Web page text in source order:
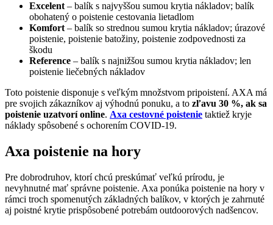
Excelent – balík s najvyššou sumou krytia nákladov; balík
obohatený o poistenie cestovania lietadlom
Komfort – balík so strednou sumou krytia nákladov; úrazové
poistenie, poistenie batožiny, poistenie zodpovednosti za
škodu
Reference – balík s najnižšou sumou krytia nákladov; len
poistenie liečebných nákladov
Toto poistenie disponuje s veľkým množstvom pripoistení. AXA má
pre svojich zákazníkov aj výhodnú ponuku, a to zľavu 30 %, ak sa
poistenie uzatvorí online. Axa cestovné poistenie taktiež kryje
náklady spôsobené s ochorením COVID-19.
Axa poistenie na hory
Pre dobrodruhov, ktorí chcú preskúmať veľkú prírodu, je
nevyhnutné mať správne poistenie. Axa ponúka poistenie na hory v
rámci troch spomenutých základných balíkov, v ktorých je zahrnuté
aj poistné krytie prispôsobené potrebám outdoorových nadšencov.